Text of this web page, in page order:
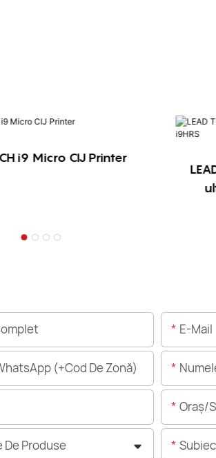
i9 Micro CIJ Printer
E-Mail
(+Cod De Zonă)
Oraș/
Produse